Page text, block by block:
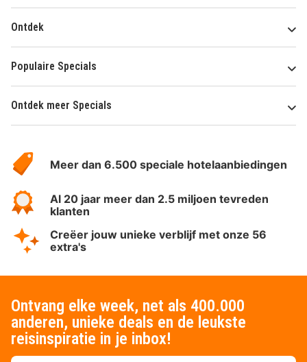
Ontdek
Populaire Specials
Ontdek meer Specials
HotelSpecials
Meer dan 6.500 speciale hotelaanbiedingen
Al 20 jaar meer dan 2.5 miljoen tevreden
klanten
Creëer jouw unieke verblijf met onze 56
extra's
Ontvang elke week, net als 400.000
anderen, unieke deals en de leukste
reisinspiratie in je inbox!